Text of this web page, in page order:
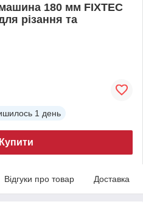
180 мм FIXTEC
різання та
1 день
Купити
Відгуки про товар Доставка